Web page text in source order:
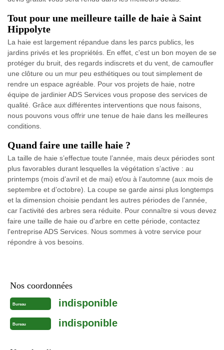
Tout pour une meilleure taille de haie à Saint
Hippolyte
La haie est largement répandue dans les parcs publics, les
jardins privés et les propriétés. En effet, c'est un bon moyen de se
protéger du bruit, des regards indiscrets et du vent, de camoufler
une clôture ou un mur peu esthétiques ou tout simplement de
rendre un espace agréable. Pour vos projets de haie, notre
équipe de jardinier ADS Services vous propose des services de
qualité. Grâce aux différentes interventions que nous faisons,
nous pouvons vous offrir une tenue de haie dans les meilleures
conditions.
Quand faire une taille haie ?
La taille de haie s’effectue toute l’année, mais deux périodes sont
plus favorables durant lesquelles la végétation s’active : au
printemps (mois d’avril et de mai) et/ou à l’automne (aux mois de
septembre et d’octobre). La coupe se garde ainsi plus longtemps
et la dimension choisie pendant les autres périodes de l’année,
car l’activité des arbres sera réduite. Pour connaître si vous devez
faire une taille de haie ou d'arbre en cette période, contactez
l'entreprise ADS Services. Nous sommes à votre service pour
répondre à vos besoins.
Nos coordonnées
Bureau indisponible
Bureau indisponible